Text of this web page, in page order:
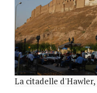
La citadelle